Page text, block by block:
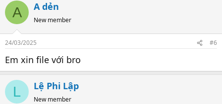
c
i
s
A A dẻn
New member
24/03/2025 #6
Em xin file với bro
L Lệ Phi Lập
New member